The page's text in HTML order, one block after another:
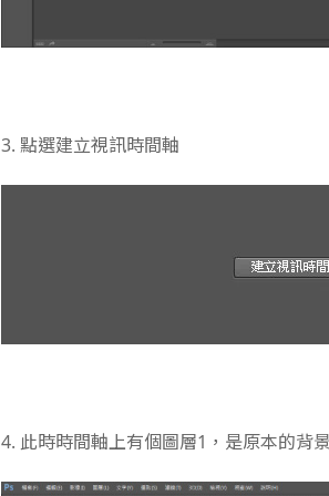
3. 點選建立視訊時間軸
4. 此時時間軸上有個圖層1，是原本的背